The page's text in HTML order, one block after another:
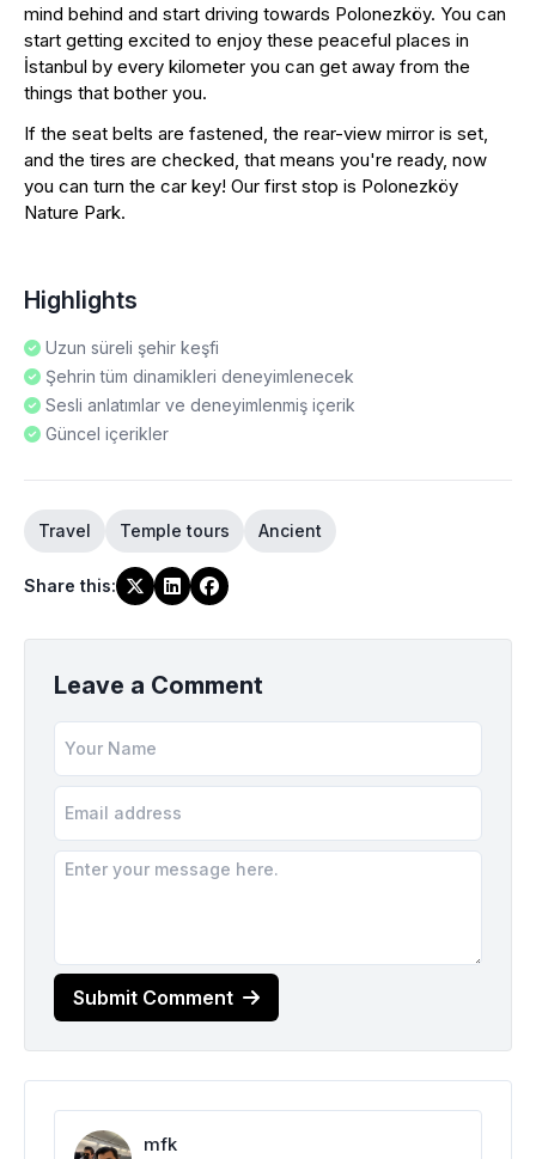
mind behind and start driving towards Polonezköy. You can
start getting excited to enjoy these peaceful places in
İstanbul by every kilometer you can get away from the
things that bother you.
If the seat belts are fastened, the rear-view mirror is set,
and the tires are checked, that means you're ready, now
you can turn the car key! Our first stop is Polonezköy
Nature Park.
Highlights
Uzun süreli şehir keşfi
Şehrin tüm dinamikleri deneyimlenecek
Sesli anlatımlar ve deneyimlenmiş içerik
Güncel içerikler
Travel Temple tours Ancient
Share this:
Leave a Comment
Submit Comment
mfk